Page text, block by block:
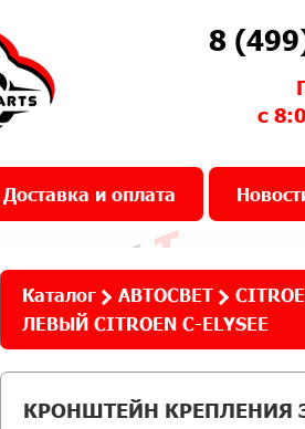
8
с
Доставка и оплата
Каталог АВТОСВЕТ
ЛЕВЫЙ CITROEN C-ELYSEE
КРОНШТЕЙН КРЕПЛЕНИЯ